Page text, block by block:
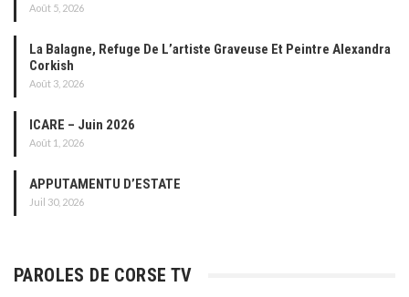
Août 5, 2026
La Balagne, Refuge De L’artiste Graveuse Et Peintre Alexandra
Corkish
Août 3, 2026
ICARE – Juin 2026
Août 1, 2026
APPUTAMENTU D’ESTATE
Juil 30, 2026
PAROLES DE CORSE TV